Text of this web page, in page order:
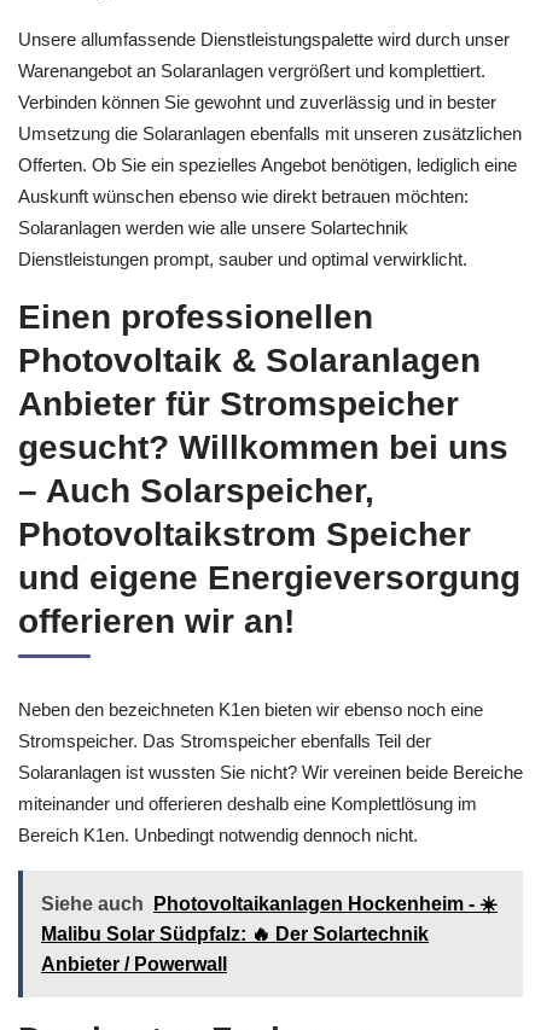
Unsere allumfassende Dienstleistungspalette wird durch unser
Warenangebot an Solaranlagen vergrößert und komplettiert.
Verbinden können Sie gewohnt und zuverlässig und in bester
Umsetzung die Solaranlagen ebenfalls mit unseren zusätzlichen
Offerten. Ob Sie ein spezielles Angebot benötigen, lediglich eine
Auskunft wünschen ebenso wie direkt betrauen möchten:
Solaranlagen werden wie alle unsere Solartechnik
Dienstleistungen prompt, sauber und optimal verwirklicht.
Einen professionellen
Photovoltaik & Solaranlagen
Anbieter für Stromspeicher
gesucht? Willkommen bei uns
– Auch Solarspeicher,
Photovoltaikstrom Speicher
und eigene Energieversorgung
offerieren wir an!
Neben den bezeichneten K1en bieten wir ebenso noch eine
Stromspeicher. Das Stromspeicher ebenfalls Teil der
Solaranlagen ist wussten Sie nicht? Wir vereinen beide Bereiche
miteinander und offerieren deshalb eine Komplettlösung im
Bereich K1en. Unbedingt notwendig dennoch nicht.
Siehe auch
Photovoltaikanlagen Hockenheim - ☀️
Malibu Solar Südpfalz: 🔥 Der Solartechnik
Anbieter / Powerwall